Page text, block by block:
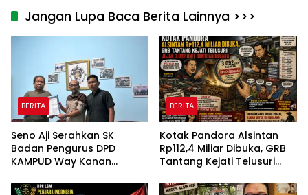
Jangan Lupa Baca Berita Lainnya >>>
BERITA
Seno Aji Serahkan SK
Badan Pengurus DPD
KAMPUD Way Kanan
BERITA
Kotak Pandora Alsintan
Rp112,4 Miliar Dibuka, GRB
Tantang Kejati Telusuri
Negara